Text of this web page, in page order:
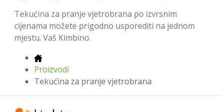
Tekućina za pranje vjetrobrana po izvrsnim
cijenama možete prigodno usporediti na jednom
mjestu. Vaš Kimbino.
Proizvodi
Tekućina za pranje vjetrobrana